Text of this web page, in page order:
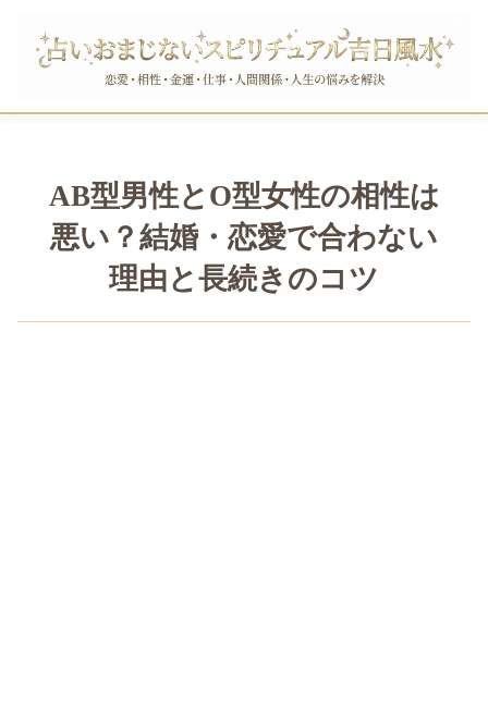
AB型男性とO型女性の相性は
悪い？結婚・恋愛で合わない
理由と長続きのコツ